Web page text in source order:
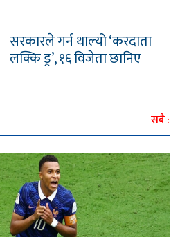
सरकारले गर्न थाल्यो ‘करदाता
लक्कि ड्र’, १६ विजेता छानिए
सबै :